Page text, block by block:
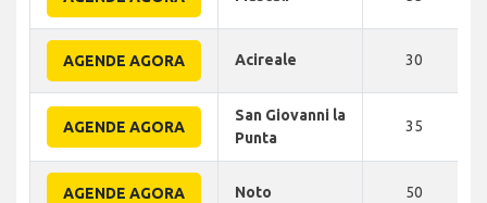
AGENDE AGORA Acireale 30
AGENDE AGORA
San Giovanni la
Punta
35
AGENDE AGORA Noto 50